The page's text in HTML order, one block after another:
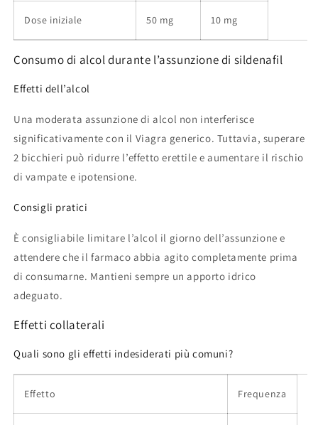
Dose iniziale 50 mg 10 mg
Consumo di alcol durante l’assunzione di sildenafil
Effetti dell’alcol
Una moderata assunzione di alcol non interferisce
significativamente con il Viagra generico. Tuttavia, superare
2 bicchieri può ridurre l’effetto erettile e aumentare il rischio
di vampate e ipotensione.
Consigli pratici
È consigliabile limitare l’alcol il giorno dell’assunzione e
attendere che il farmaco abbia agito completamente prima
di consumarne. Mantieni sempre un apporto idrico
adeguato.
Effetti collaterali
Quali sono gli effetti indesiderati più comuni?
Effetto Frequenza